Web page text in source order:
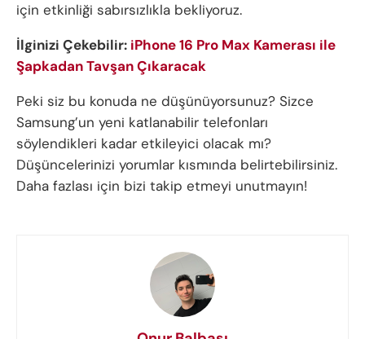
için etkinliği sabırsızlıkla bekliyoruz.
İlginizi Çekebilir: iPhone 16 Pro Max Kamerası ile
Şapkadan Tavşan Çıkaracak
Peki siz bu konuda ne düşünüyorsunuz? Sizce
Samsung’un yeni katlanabilir telefonları
söylendikleri kadar etkileyici olacak mı?
Düşüncelerinizi yorumlar kısmında belirtebilirsiniz.
Daha fazlası için bizi takip etmeyi unutmayın!